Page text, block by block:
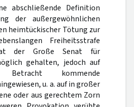
abschließende Definition
der außergewöhnlichen
heimtückischer Tötung zur
Freiheitsstrafe
der Große Senat für
gehalten, jedoch auf
kommende
u. a. auf in großer
oder aus gerechtem Zorn